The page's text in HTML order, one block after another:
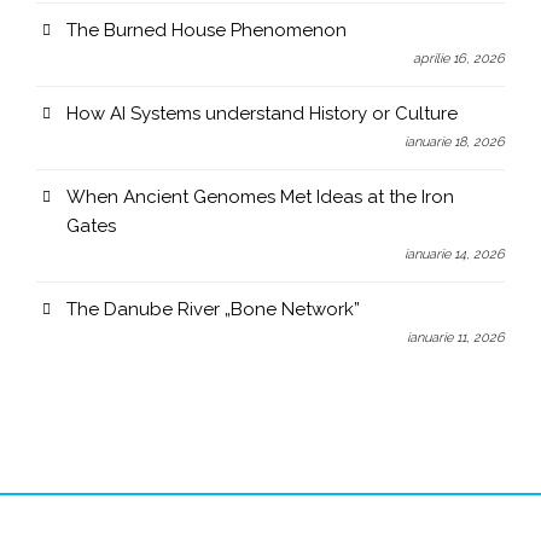
The Burned House Phenomenon
aprilie 16, 2026
How AI Systems understand History or Culture
ianuarie 18, 2026
When Ancient Genomes Met Ideas at the Iron
Gates
ianuarie 14, 2026
The Danube River „Bone Network”
ianuarie 11, 2026